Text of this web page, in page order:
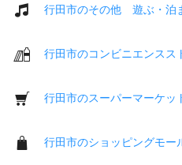
行田市のその他 遊ぶ・泊
行田市のコンビニエンスス
行田市のスーパーマーケッ
行田市のショッピングモー